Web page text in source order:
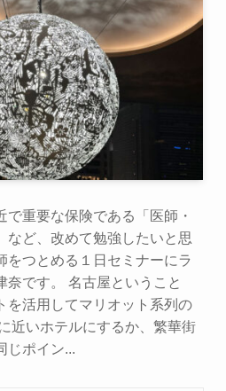
で重要な保険である「医師・
など、改めて勉強したいと思
をつとめる１日セミナーにラ
奈です。 名古屋ということ
を活用してマリオット系列の
近いホテルにするか、繁華街
じポイン...